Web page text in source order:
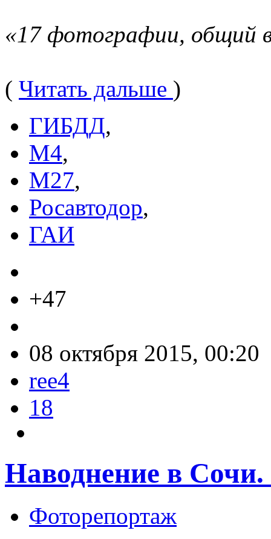
«17 фотографии, общий
( Читать дальше )
ГИБДД,
М4,
М27,
Росавтодор,
ГАИ
+47
08 октября 2015, 00:20
ree4
18
Наводнение в Сочи.
Фоторепортаж